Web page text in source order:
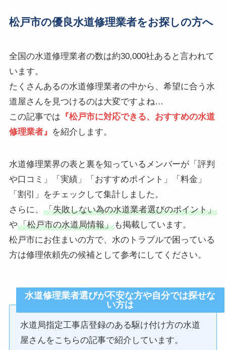
松戸市の優良水道修理業者をお探しの方へ
全国の水道修理業者の数は約30,000社あると言われて
います。
たくさんあるの水道修理業者の中から、希望に合う水
道屋さんを見つけるのは大変ですよね…
この記事では 『松戸市に対応できる、おすすめの水道
修理業者』 を紹介します。
水道修理業界の表と裏を知っているメンバーが「評判
や口コミ」「実績」「おすすめポイント」「料金」
「割引」をチェックして集計しました。
さらに、
「失敗しない為の水道業者選びのポイント」
や「松戸市の水道局情報」も掲載しています。
松戸市にお住まいの方で、水のトラブルで困っている
方は修理依頼先の候補として参考にしてください。
水道修理業者選びが不安な方や自分では探せな
い方は
水道局指定工事店登録のある駆け付け方の水道
屋さんをこちらの記事で紹介しています。